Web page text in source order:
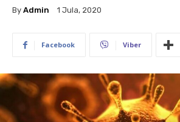
By Admin 1 Jula, 2020
Facebook Viber